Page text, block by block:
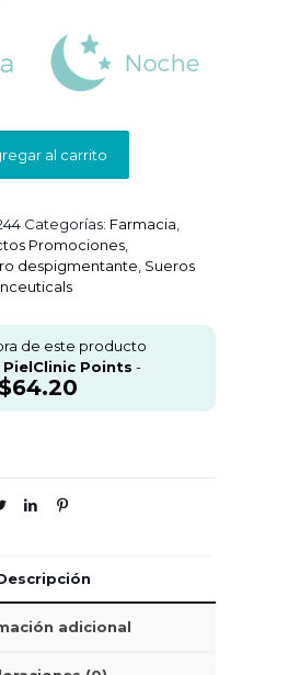
al carrito
Categorías: Farmacia
Promociones
despigmentante Sueros
de este producto
PielClinic Points -
64.20
adicional